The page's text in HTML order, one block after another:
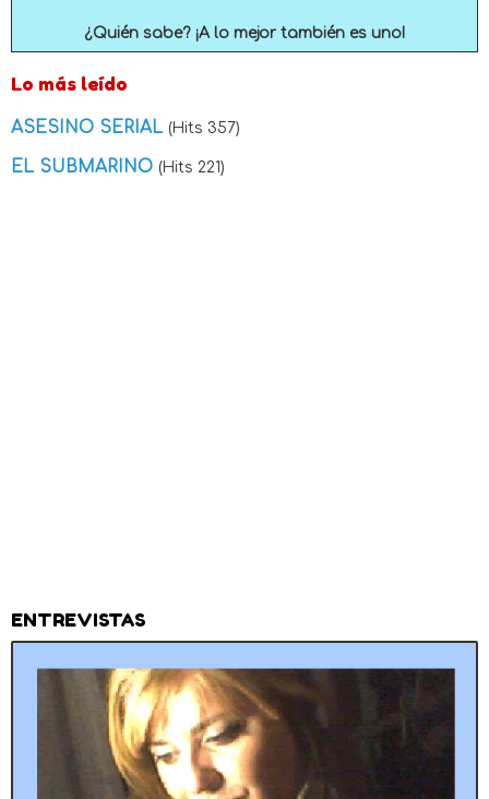
¿Quién sabe? ¡A lo mejor también es uno!
Lo más leído
ASESINO SERIAL (Hits 357)
EL SUBMARINO (Hits 221)
ENTREVISTAS